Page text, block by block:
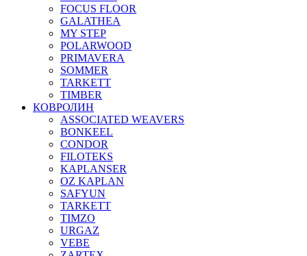
FOCUS FLOOR
GALATHEA
MY STEP
POLARWOOD
PRIMAVERA
SOMMER
TARKETT
TIMBER
КОВРОЛИН
ASSOCIATED WEAVERS
BONKEEL
CONDOR
FILOTEKS
KAPLANSER
OZ KAPLAN
SAFYUN
TARKETT
TIMZO
URGAZ
VEBE